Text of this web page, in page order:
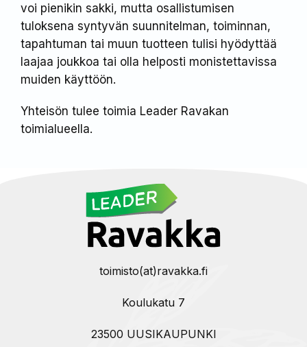
voi pienikin sakki, mutta osallistumisen
tuloksena syntyvän suunnitelman, toiminnan,
tapahtuman tai muun tuotteen tulisi hyödyttää
laajaa joukkoa tai olla helposti monistettavissa
muiden käyttöön.
Yhteisön tulee toimia Leader Ravakan
toimialueella.
toimisto(at)ravakka.fi
Koulukatu 7
23500 UUSIKAUPUNKI